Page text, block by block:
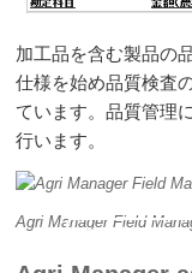
加工品を含む製品の
仕様を始め品質検査
ています。品質管理
行います。
Agri Manager Field
アグリマ